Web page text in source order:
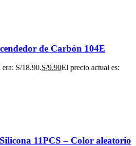
de Carbón 104E
S/18.90.S/9.90El precio actual es:
11PCS – Color aleatorio